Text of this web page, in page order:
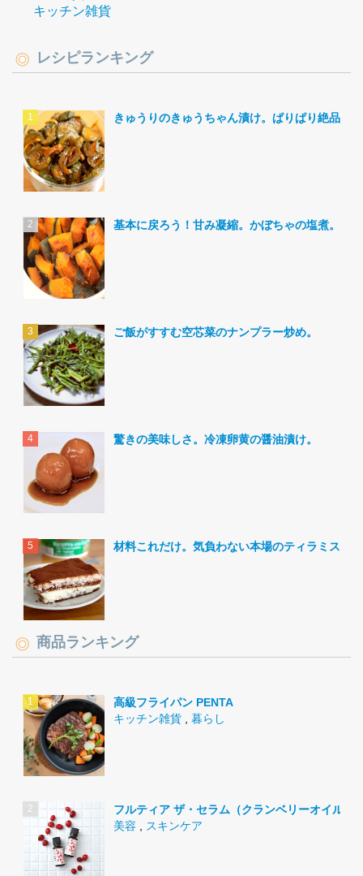
キッチン雑貨
レシピランキング
きゅうりのきゅうちゃん漬け。ぱりぱり絶品。
基本に戻ろう！甘み凝縮。かぼちゃの塩煮。
ご飯がすすむ空芯菜のナンプラー炒め。
驚きの美味しさ。冷凍卵黄の醤油漬け。
材料これだけ。気負わない本場のティラミス。
商品ランキング
高級フライパン PENTA
キッチン雑貨
暮らし
フルティア ザ・セラム（クランベリーオイル）
美容
スキンケア